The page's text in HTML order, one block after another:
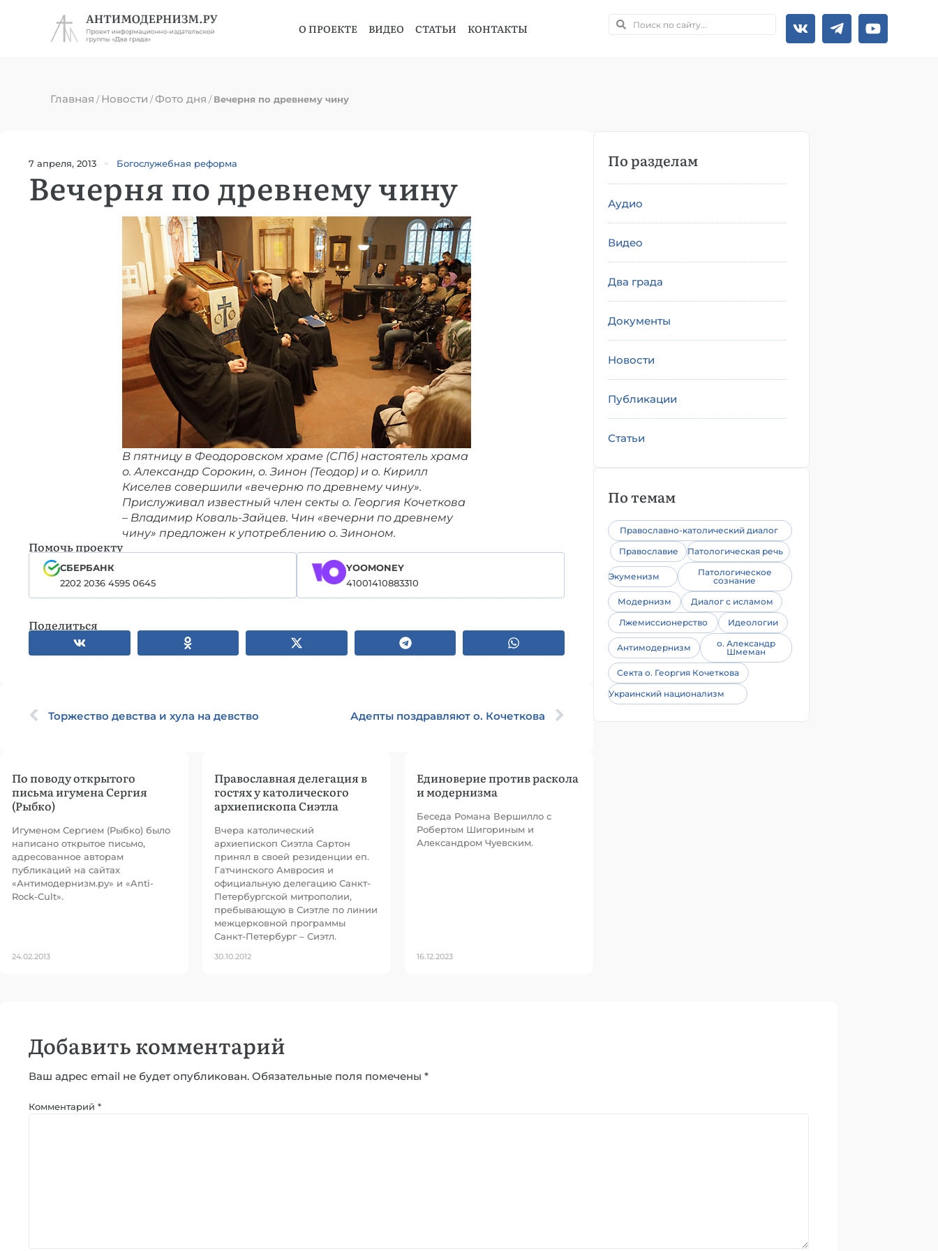
О ПРОЕКТЕ ВИДЕО СТАТЬИ КОНТАКТЫ
Главная /Новости /Фото дня /Вечерня по древнему чину
7 апреля, 2013 Богослужебная реформа
Вечерня по древнему чину
В пятницу в Феодоровском храме (СПб) настоятель храма
о. Александр Сорокин, о. Зинон (Теодор) и о. Кирилл
Киселев совершили «вечерню по древнему чину».
Прислуживал известный член секты о. Георгия Кочеткова
– Владимир Коваль-Зайцев. Чин «вечерни по древнему
чину» предложен к употреблению о. Зиноном.
Помочь проекту
СБЕРБАНК
2202 2036 4595 0645
YOOMONEY
41001410883310
Поделиться
Торжество девства и хула на девство Адепты поздравляют о. Кочеткова
По поводу открытого
письма игумена Сергия
(Рыбко)
Игуменом Сергием (Рыбко) было
написано открытое письмо,
адресованное авторам
публикаций на сайтах
«Антимодернизм.ру» и «Anti-
Rock-Cult».
24.02.2013
Православная делегация в
гостях у католического
архиепископа Сиэтла
Вчера католический
архиепископ Сиэтла Сартон
принял в своей резиденции еп.
Гатчинского Амвросия и
официальную делегацию Санкт-
Петербургской митрополии,
пребывающую в Сиэтле по линии
межцерковной программы
Санкт-Петербург – Сиэтл.
30.10.2012
Единоверие против раскола
и модернизма
Беседа Романа Вершилло с
Робертом Шигориным и
Александром Чуевским.
16.12.2023
По разделам
Аудио
Видео
Два града
Документы
Новости
Публикации
Статьи
По темам
Православно-католический диалог
Православие
Патологическая речь
Экуменизм
Патологическое
сознание
Модернизм
Диалог с исламом
Лжемиссионерство
Идеологии
Антимодернизм
о. Александр
Шмеман
Секта о. Георгия Кочеткова
Украинский национализм
Добавить комментарий
Ваш адрес email не будет опубликован. Обязательные поля помечены *
Комментарий *